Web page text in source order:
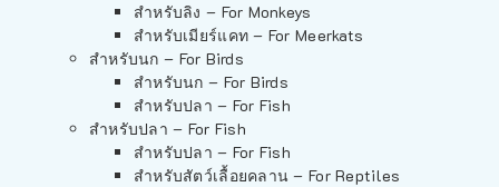
สำหรับลิง – For Monkeys
สำหรับเมียร์แคท – For Meerkats
สำหรับนก – For Birds
สำหรับนก – For Birds
สำหรับปลา – For Fish
สำหรับปลา – For Fish
สำหรับปลา – For Fish
สำหรับสัตว์เลื้อยคลาน – For Reptiles